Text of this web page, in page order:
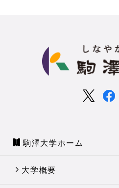
駒澤大学ホーム
大学概要